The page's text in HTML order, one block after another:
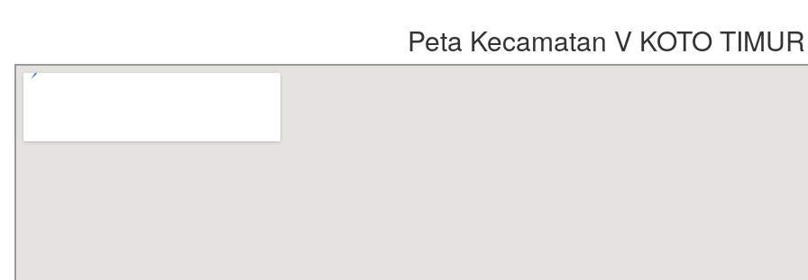
Peta Kecamatan V KOTO TIMUR